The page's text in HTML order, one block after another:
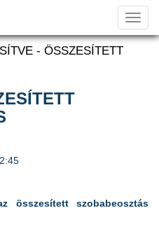
- ÖSSZESÍTETT
összesített szobabeosztás